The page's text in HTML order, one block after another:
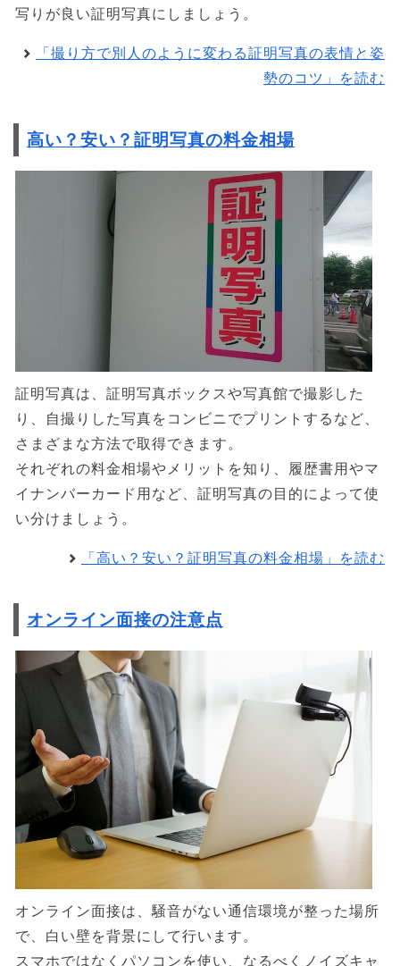
写りが良い証明写真にしましょう。
「撮り方で別人のように変わる証明写真の表情と姿
勢のコツ」を読む
高い？安い？証明写真の料金相場
証明写真は、証明写真ボックスや写真館で撮影した
り、自撮りした写真をコンビニでプリントするなど、
さまざまな方法で取得できます。
それぞれの料金相場やメリットを知り、履歴書用やマ
イナンバーカード用など、証明写真の目的によって使
い分けましょう。
「高い？安い？証明写真の料金相場」を読む
オンライン面接の注意点
オンライン面接は、騒音がない通信環境が整った場所
で、白い壁を背景にして行います。
スマホではなくパソコンを使い、なるべくノイズキャ